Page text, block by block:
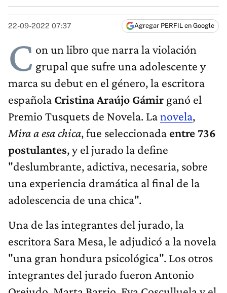
22-09-2022 07:37 Agregar PERFIL en Google
C on un libro que narra la violación
grupal que sufre una adolescente y
marca su debut en el género, la escritora
española Cristina Araújo Gámir ganó el
Premio Tusquets de Novela. Lanovela,
Mira a esa chica, fue seleccionada entre 736
postulantes, y el jurado la define
"deslumbrante, adictiva, necesaria, sobre
una experiencia dramática al final de la
adolescencia de una chica".
Una de las integrantes del jurado, la
escritora Sara Mesa, le adjudicó a la novela
"una gran hondura psicológica". Los otros
integrantes del jurado fueron Antonio